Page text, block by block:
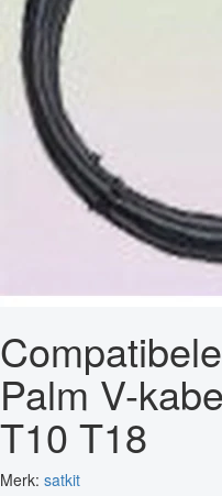
Palm V-
T10 T18
Merk: satkit